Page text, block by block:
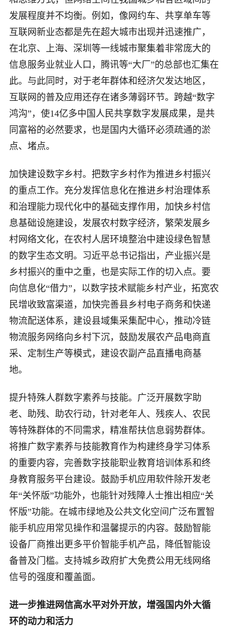
发展程度并不均衡。例如，像网约车、共享单车等
互联网新业态都是先在超大城市出现并迅速推广，
在北京、上海、深圳等一线城市聚集着非常庞大的
信息服务业就业人口，腾讯等“大厂”的总部也汇集在
此。与此同时，对于老年群体和经济欠发达地区，
互联网的普及应用还存在诸多薄弱环节。跨越“数字
鸿沟”，使14亿多中国人民共享数字发展成果，是共
同富裕的必然要求，也是国内大循环必须疏通的淤
点、堵点。
加快建设数字乡村。把数字乡村作为推进乡村振兴
的重点工作。充分发挥信息化在推进乡村治理体系
和治理能力现代化中的基础支撑作用，加快乡村信
息基础设施建设，发展农村数字经济，繁荣发展乡
村网络文化，在农村人居环境整治中建设绿色智慧
的数字生态文明。习近平总书记指出，产业振兴是
乡村振兴的重中之重，也是实际工作的切入点。要
向信息化“借力”，以数字技术赋能乡村产业，拓宽农
民增收致富渠道，加快完善县乡村电子商务和快递
物流配送体系，建设县域集采集配中心，推动冷链
物流服务网络向乡村下沉，鼓励发展农产品电商直
采、定制生产等模式，建设农副产品直播电商基
地。
提升特殊人群数字素养与技能。广泛开展数字助
老、助残、助农行动，针对老年人、残疾人、农民
等特殊群体的不同需求，精准帮扶信息弱势群体。
将推广数字素养与技能教育作为构建终身学习体系
的重要内容，完善数字技能职业教育培训体系和终
身教育服务平台建设。鼓励手机应用软件除开发老
年“关怀版”功能外，也能针对残障人士推出相应“关
怀版”功能。在城市绿地及公共文化空间广泛布置智
能手机应用常见操作和温馨提示的内容。鼓励智能
设备厂商推出更多平价智能手机产品，降低智能设
备普及门槛。支持城乡政府扩大免费公用无线网络
信号的强度和覆盖面。
进一步推进网信高水平对外开放，增强国内外大循
环的动力和活力